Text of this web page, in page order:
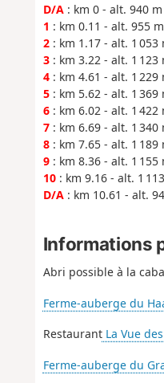
D/A: km 0 - alt. 940
1 : km 0.11 - alt. 955
2: km 1.17 - alt. 1 053
3: km 3.22 - alt. 1
4: km 4.61 - alt. 1 229
5: km 5.62 - alt. 1
6: km 6.02 - alt. 1 422
7: km 6.69 - alt. 1 340
8: km 7.65 - alt. 1 189
9: km 8.36 - alt. 1 155
10: km 9.16 - alt. 1
D/A: km 10.61 - alt.
Informations
Abri possible à la
Ferme-auberge du
RestaurantLa Vue
Ferme-auberge du